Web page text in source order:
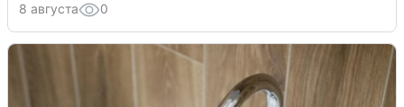
8 августа 0